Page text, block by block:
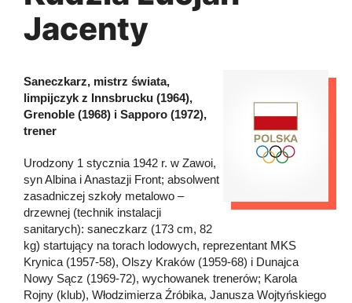
Jacenty
Saneczkarz, mistrz świata,
limpijczyk z Innsbrucku (1964),
Grenoble (1968) i Sapporo (1972),
trener
Urodzony 1 stycznia 1942 r. w Zawoi,
syn Albina i Anastazji Front; absolwent
zasadniczej szkoły metalowo –
drzewnej (technik instalacji
sanitarych): saneczkarz (173 cm, 82
kg) startujący na torach lodowych, reprezentant MKS
Krynica (1957-58), Olszy Kraków (1959-68) i Dunajca
Nowy Sącz (1969-72), wychowanek trenerów; Karola
Rojny (klub), Włodzimierza Źróbika, Janusza Wojtyńskiego